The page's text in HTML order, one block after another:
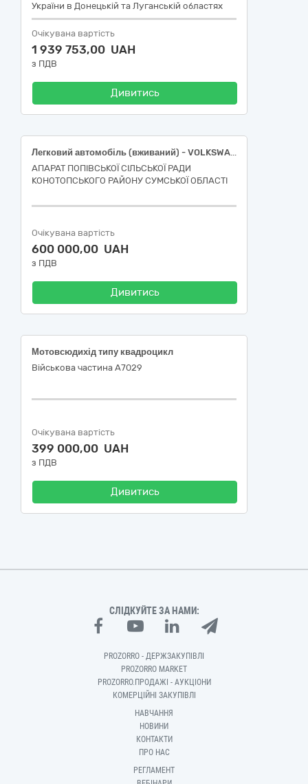
України в Донецькій та Луганській областях
Очікувана вартість
1 939 753,00 UAH
з ПДВ
Дивитись
Легковий автомобіль (вживаний) - VOLKSWAGEN GOLF (або еквівалент) (ДК 021:2015 34110000-1 Легкові автомобілі)
АПАРАТ ПОПІВСЬКОЇ СІЛЬСЬКОЇ РАДИ
КОНОТОПСЬКОГО РАЙОНУ СУМСЬКОЇ ОБЛАСТІ
Очікувана вартість
600 000,00 UAH
з ПДВ
Дивитись
Мотовсюдихід типу квадроцикл
Військова частина А7029
Очікувана вартість
399 000,00 UAH
з ПДВ
Дивитись
СЛІДКУЙТЕ ЗА НАМИ:
PROZORRO - ДЕРЖЗАКУПІВЛІ
PROZORRO MARKET
PROZORRO.ПРОДАЖІ - АУКЦІОНИ
КОМЕРЦІЙНІ ЗАКУПІВЛІ
НАВЧАННЯ
НОВИНИ
КОНТАКТИ
ПРО НАС
РЕГЛАМЕНТ